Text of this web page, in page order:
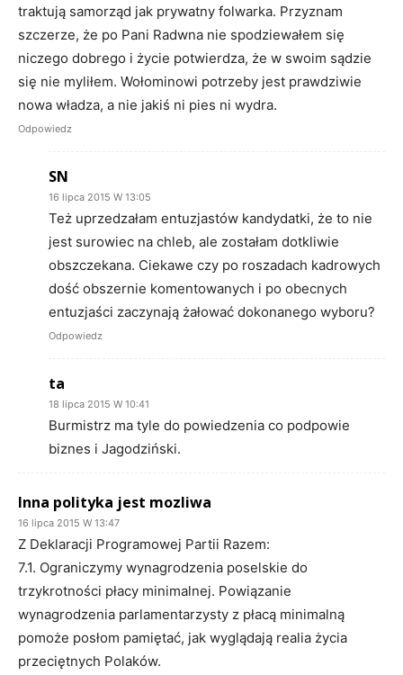
traktują samorząd jak prywatny folwarka. Przyznam
szczerze, że po Pani Radwna nie spodziewałem się
niczego dobrego i życie potwierdza, że w swoim sądzie
się nie myliłem. Wołominowi potrzeby jest prawdziwie
nowa władza, a nie jakiś ni pies ni wydra.
Odpowiedz
SN
16 lipca 2015 W 13:05
Też uprzedzałam entuzjastów kandydatki, że to nie
jest surowiec na chleb, ale zostałam dotkliwie
obszczekana. Ciekawe czy po roszadach kadrowych
dość obszernie komentowanych i po obecnych
entuzjaści zaczynają żałować dokonanego wyboru?
Odpowiedz
ta
18 lipca 2015 W 10:41
Burmistrz ma tyle do powiedzenia co podpowie
biznes i Jagodziński.
Inna polityka jest mozliwa
16 lipca 2015 W 13:47
Z Deklaracji Programowej Partii Razem:
7.1. Ograniczymy wynagrodzenia poselskie do
trzykrotności płacy minimalnej. Powiązanie
wynagrodzenia parlamentarzysty z płacą minimalną
pomoże posłom pamiętać, jak wyglądają realia życia
przeciętnych Polaków.